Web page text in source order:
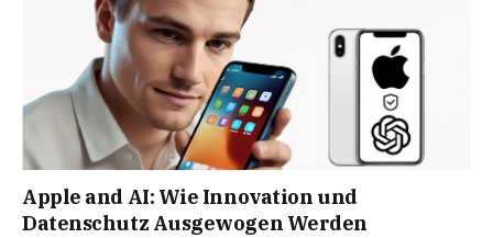
Apple and AI: Wie Innovation und
Datenschutz Ausgewogen Werden